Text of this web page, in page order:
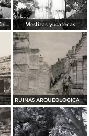
El Cenote Sagrado de Chichen Itza Yucatan Mestizas yucatecas
RUINAS ARQUEOLOGICAS Las Columnas